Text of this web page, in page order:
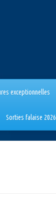
exceptionnelles
Sorties falaise 2026